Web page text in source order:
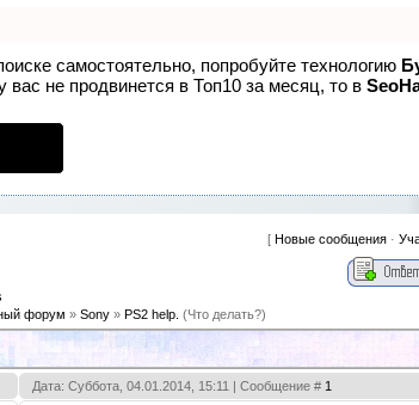
самостоятельно, попробуйте технологию
не продвинется в Топ10 за месяц, то в
[ Новые сообщения ·
форум » Sony » PS2 help. (Что делать?)
Дата: Суббота, 04.01.2014, 15:11 | Сообщение # 1